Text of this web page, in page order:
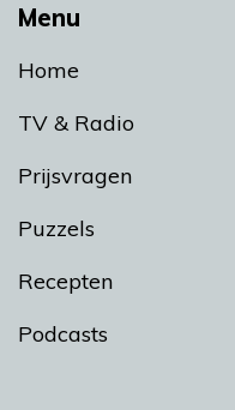
Menu
Home
TV & Radio
Prijsvragen
Puzzels
Recepten
Podcasts